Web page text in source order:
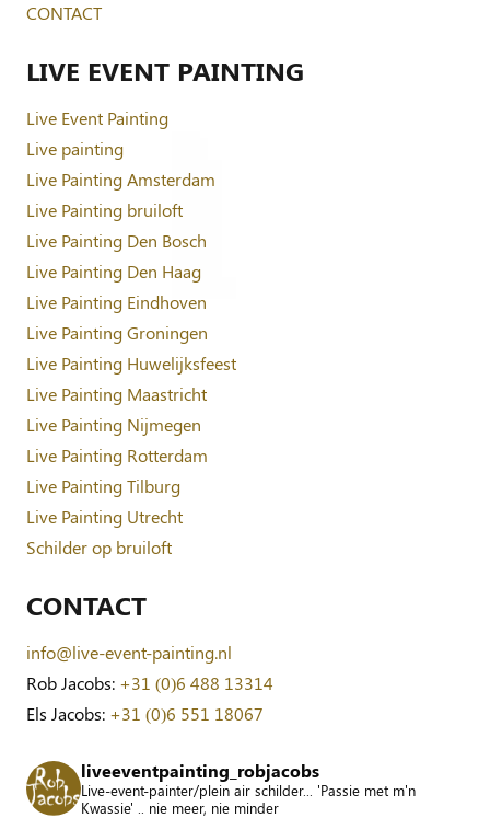
CONTACT
LIVE EVENT PAINTING
Live Event Painting
Live painting
Live Painting Amsterdam
Live Painting bruiloft
Live Painting Den Bosch
Live Painting Den Haag
Live Painting Eindhoven
Live Painting Groningen
Live Painting Huwelijksfeest
Live Painting Maastricht
Live Painting Nijmegen
Live Painting Rotterdam
Live Painting Tilburg
Live Painting Utrecht
Schilder op bruiloft
CONTACT
info@live-event-painting.nl
Rob Jacobs: +31 (0)6 488 13314
Els Jacobs: +31 (0)6 551 18067
liveeventpainting_robjacobs
Live-event-painter/plein air schilder... 'Passie met m'n
Kwassie' .. nie meer, nie minder